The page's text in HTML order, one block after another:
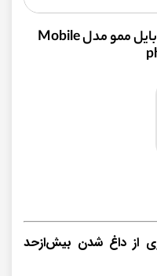
فن خنک کننده رادیاتوری گوشی موبایل ممو مدل Mobile
از داغ شدن بیش‌ازحد